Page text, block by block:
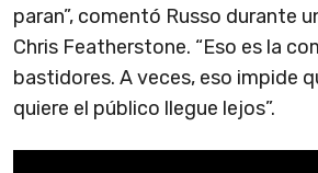
paran”, comentó Russo durante
Chris Featherstone. “Eso es la
bastidores. A veces, eso impide
quiere el público llegue lejos”.